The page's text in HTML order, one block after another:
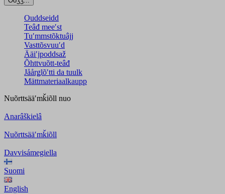
Ouddseidd
Teâđ meeʹst
Tuʹmmstõktuâjj
Vasttõsvuuʹd
Ääiʹjpoddsaž
Õhttvuõtt-teâđ
Jåårǥlõʹtti da tuulk
Mättmateriaalkaupp
Nuõrttsääʹmǩiõll nuo
Anarâškielâ
Nuõrttsääʹmǩiõll
Davvisámegiella
Suomi
English